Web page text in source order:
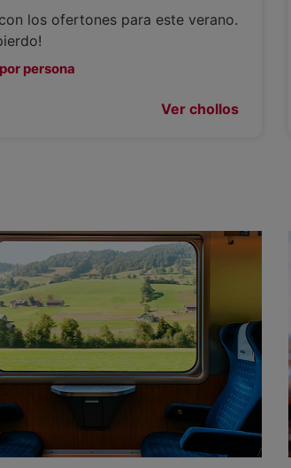
los ofertones para este verano.
persona
Ver chollos